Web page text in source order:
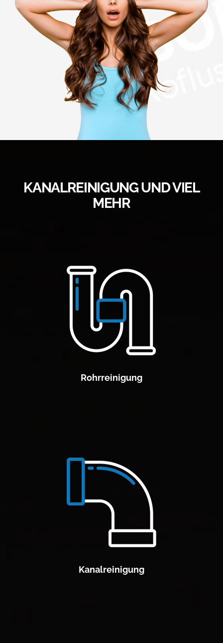
KANALREINIGUNG UND VIEL
MEHR
Rohrreinigung
Kanalreinigung